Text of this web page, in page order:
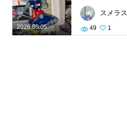
2026.05.05
スメラ
49 1